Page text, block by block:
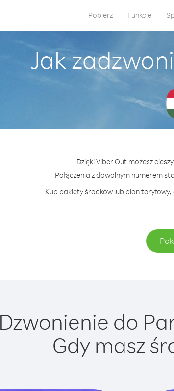
Pobierz Funkcje
Jak
Dzięki Viber Out możesz
Połączenia z dowolnym numerem
Kup pakiety środków lub plan taryfowy,
Dzwonienie do
Gdy masz